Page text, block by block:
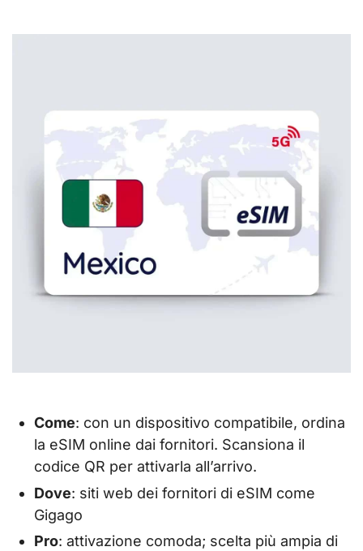
Come: con un dispositivo compatibile, ordina
la eSIM online dai fornitori. Scansiona il
codice QR per attivarla all’arrivo.
Dove: siti web dei fornitori di eSIM come
Gigago
Pro: attivazione comoda; scelta più ampia di